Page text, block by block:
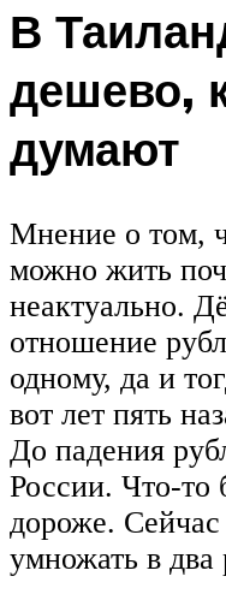
В
дешево,
думают
Мнение о том,
можно жить
неактуально.
отношение
одному, да и
вот лет пять
До падения
России. Что-то
дороже.
умножать в два